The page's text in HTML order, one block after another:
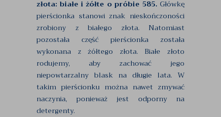
złota: białe i żółte o próbie 585. Główkę
pierścionka stanowi znak nieskończoności
zrobiony z białego złota. Natomiast
pozostała część pierścionka została
wykonana z żółtego złota. Białe złoto
rodujemy, aby zachować jego
niepowtarzalny blask na długie lata. W
takim pierścionku można nawet zmywać
naczynia, ponieważ jest odporny na
detergenty.